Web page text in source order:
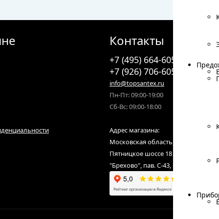
Контакты
+7 (495) 664-6055
+7 (926) 706-6055
info@topsantex.ru
Пн-Пт: 09:00-19:00
Сб-Вс: 09:00-18:00
Адрес магазина:
Московская область, городской
Пятницкое шоссе 18 км от
"Брехово", пав. С-43, С-07